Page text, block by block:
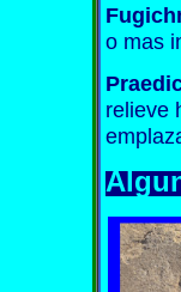
o mas
relieve